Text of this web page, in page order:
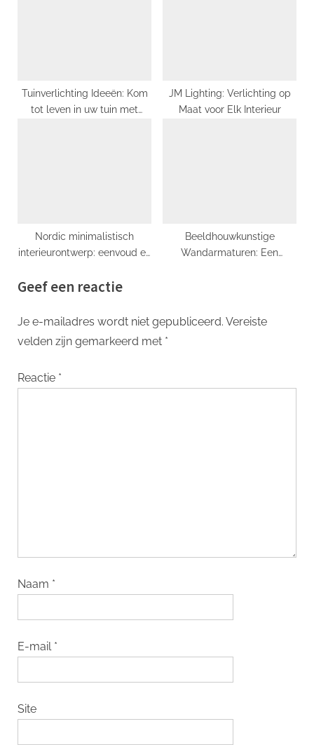
Tuinverlichting Ideeën: Kom
tot leven in uw tuin met
JM Lighting: Verlichting op
Maat voor Elk Interieur
Nordic minimalistisch
interieurontwerp: eenvoud en
Hollandse huizen
Beeldhouwkunstige
Wandarmaturen: Een
Geef een reactie
Je e-mailadres wordt niet gepubliceerd. Vereiste
velden zijn gemarkeerd met *
Reactie *
Naam *
E-mail *
Site